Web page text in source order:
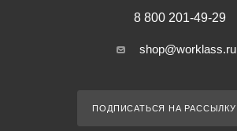
8 800 201-49-29
shop@worklass.ru
ПОДПИСАТЬСЯ НА РАССЫЛКУ